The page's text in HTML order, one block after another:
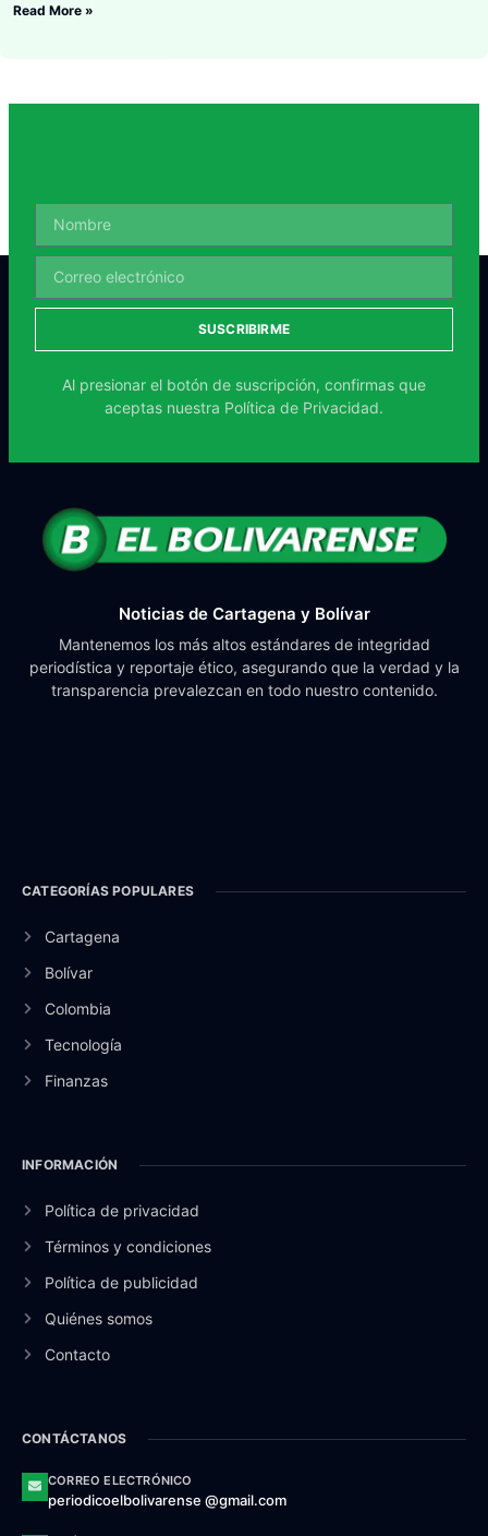
Read More »
SUSCRIBIRME
Al presionar el botón de suscripción, confirmas que
aceptas nuestra Política de Privacidad.
Noticias de Cartagena y Bolívar
Mantenemos los más altos estándares de integridad
periodística y reportaje ético, asegurando que la verdad y la
transparencia prevalezcan en todo nuestro contenido.
CATEGORÍAS POPULARES
Cartagena
Bolívar
Colombia
Tecnología
Finanzas
INFORMACIÓN
Política de privacidad
Términos y condiciones
Política de publicidad
Quiénes somos
Contacto
CONTÁCTANOS
CORREO ELECTRÓNICO
periodicoelbolivarense @gmail.com